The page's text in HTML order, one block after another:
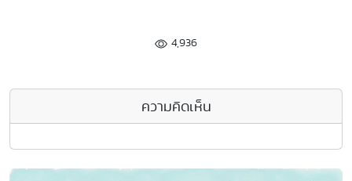
4,936
ความคิดเห็น